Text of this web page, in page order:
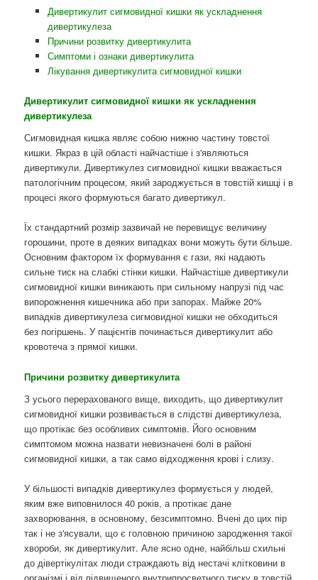
Дивертикулит сигмовидної кишки як ускладнення
дивертикулеза
Причини розвитку дивертикулита
Симптоми і ознаки дивертикулита
Лікування дивертикулита сигмовидної кишки
Дивертикулит сигмовидної кишки як ускладнення
дивертикулеза
Сигмовидная кишка являє собою нижню частину товстої
кишки. Якраз в цій області найчастіше і з'являються
дивертикули. Дивертикулез сигмовидної кишки вважається
патологічним процесом, який зароджується в товстій кишці і в
процесі якого формуються багато дивертикул.
Їх стандартний розмір зазвичай не перевищує величину
горошини, проте в деяких випадках вони можуть бути більше.
Основним фактором їх формування є гази, які надають
сильне тиск на слабкі стінки кишки. Найчастіше дивертикули
сигмовидної кишки виникають при сильному напрузі під час
випорожнення кишечника або при запорах. Майже 20%
випадків дивертикулеза сигмовидної кишки не обходиться
без погіршень. У пацієнтів починається дивертикулит або
кровотеча з прямої кишки.
Причини розвитку дивертикулита
З усього перерахованого вище, виходить, що дивертикулит
сигмовидної кишки розвивається в слідстві дивертикулеза,
що протікає без особливих симптомів. Його основним
симптомом можна назвати невизначені болі в районі
сигмовидної кишки, а так само відходження крові і слизу.
У більшості випадків дивертикулез формується у людей,
яким вже виповнилося 40 років, а протікає дане
захворювання, в основному, безсимптомно. Вчені до цих пір
так і не з'ясували, що є головною причиною зародження такої
хвороби, як дивертикулит. Але ясно одне, найбільш схильні
до дівертікулітах люди страждають від нестачі клітковини в